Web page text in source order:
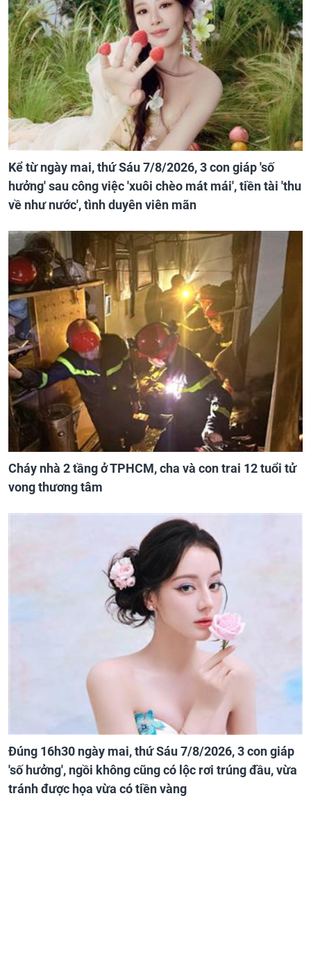
Kể từ ngày mai, thứ Sáu 7/8/2026, 3 con giáp 'số
hưởng' sau công việc 'xuôi chèo mát mái', tiền tài 'thu
về như nước', tình duyên viên mãn
Cháy nhà 2 tầng ở TPHCM, cha và con trai 12 tuổi tử
vong thương tâm
Đúng 16h30 ngày mai, thứ Sáu 7/8/2026, 3 con giáp
'số hưởng', ngồi không cũng có lộc rơi trúng đầu, vừa
tránh được họa vừa có tiền vàng